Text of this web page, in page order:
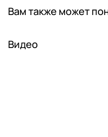
Вам также может
Видео